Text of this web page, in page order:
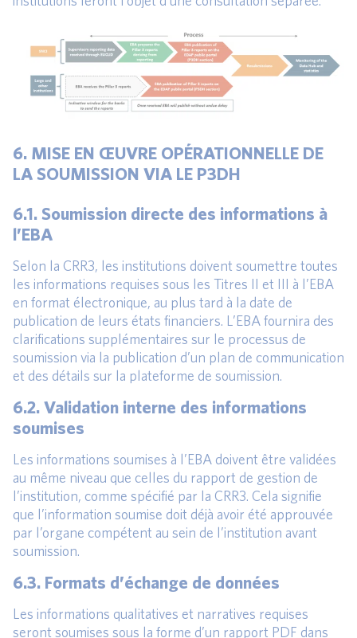
6. MISE EN ŒUVRE OPÉRATIONNELLE DE
LA SOUMISSION VIA LE P3DH
6.1. Soumission directe des informations à
l’EBA
Selon la CRR3, les institutions doivent soumettre toutes
les informations requises sous les Titres II et III à l’EBA
en format électronique, au plus tard à la date de
publication de leurs états financiers. L’EBA fournira des
clarifications supplémentaires sur le processus de
soumission via la publication d’un plan de communication
et des détails sur la plateforme de soumission.
6.2. Validation interne des informations
soumises
Les informations soumises à l’EBA doivent être validées
au même niveau que celles du rapport de gestion de
l’institution, comme spécifié par la CRR3. Cela signifie
que l’information soumise doit déjà avoir été approuvée
par l’organe compétent au sein de l’institution avant
soumission.
6.3. Formats d’échange de données
Les informations qualitatives et narratives requises
seront soumises sous la forme d’un rapport PDF dans